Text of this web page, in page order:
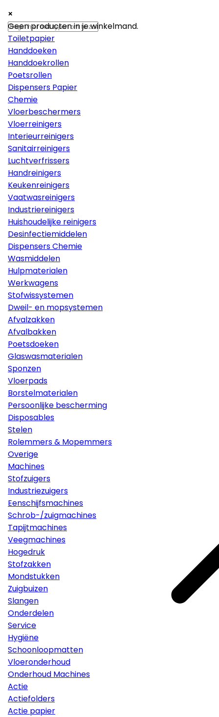
×
Papier
Toiletpapier
Handdoeken
Handdoekrollen
Poetsrollen
Dispensers Papier
Chemie
Vloerbeschermers
Vloerreinigers
Interieurreinigers
Sanitairreinigers
Luchtverfrissers
Handreinigers
Keukenreinigers
Vaatwasreinigers
Industriereinigers
Huishoudelijke reinigers
Desinfectiemiddelen
Dispensers Chemie
Wasmiddelen
Hulpmaterialen
Werkwagens
Stofwissystemen
Dweil- en mopsystemen
Afvalzakken
Afvalbakken
Poetsdoeken
Glaswasmaterialen
Sponzen
Vloerpads
Borstelmaterialen
Persoonlijke bescherming
Disposables
Stelen
Rolemmers & Mopemmers
Overige
Machines
Stofzuigers
Industriezuigers
Eenschijfsmachines
Schrob-/zuigmachines
Tapijtmachines
Veegmachines
Hogedruk
Stofzakken
Mondstukken
Zuigbuizen
Slangen
Onderdelen
Service
Hygiëne
Schoonloopmatten
Vloeronderhoud
Onderhoud Machines
Actie
Actiefolders
Actie papier
×
×
Geen producten in je winkelmand.